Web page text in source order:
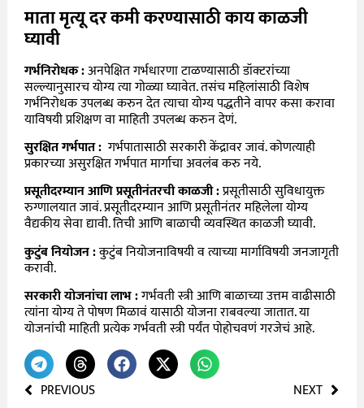
माता मृत्यू दर कमी करण्यासाठी काय काळजी
घ्यावी
गर्भनिरोधक :अनपेक्षित गर्भधारणा टाळण्यासाठी डॉक्टरांच्या
सल्ल्यानुसारच योग्य त्या गोळ्या घ्यावेत. तसंच महिलांसाठी विशेष
गर्भनिरोधक उपलब्ध करुन देत त्याचा योग्य पद्धतीने वापर कसा करावा
याविषयी प्रशिक्षण वा माहिती उपलब्ध करुन देणं.
सुरक्षित गर्भपात :गर्भपातासाठी सरकारी केंद्रावर जावं. कोणत्याही
प्रकारच्या असुरक्षित गर्भपात मार्गाचा अवलंब करु नये.
प्रसूतीदरम्यान आणि प्रसूतीनंतरची काळजी :प्रसूतीसाठी सुविधायुक्त
रुग्णालयात जावं. प्रसूतीदरम्यान आणि प्रसूतीनंतर महिलेला योग्य
वैद्यकीय सेवा द्यावी. तिची आणि बाळाची व्यवस्थित काळजी घ्यावी.
कुटुंब नियोजन :कुटुंब नियोजनाविषयी व त्याच्या मार्गाविषयी जनजागृती
करावी.
सरकारी योजनांचा लाभ :गर्भवती स्त्री आणि बाळाच्या उत्तम वाढीसाठी
त्यांना योग्य ते पोषण मिळावं यासाठी योजना राबवल्या जातात. या
योजनांची माहिती प्रत्येक गर्भवती स्त्री पर्यंत पोहोचवणं गरजेचं आहे.
PREVIOUS NEXT